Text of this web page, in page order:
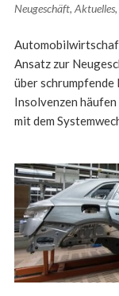
Neugeschäft, Aktuelles,
Ansatz zur
über
Insolvenzen
mit dem